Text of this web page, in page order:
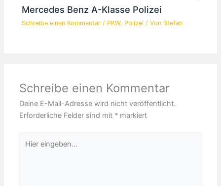
Mercedes Benz A-Klasse Polizei
Schreibe einen Kommentar / PKW, Polizei / Von Stefan
Schreibe einen Kommentar
Deine E-Mail-Adresse wird nicht veröffentlicht.
Erforderliche Felder sind mit * markiert
eingeben…